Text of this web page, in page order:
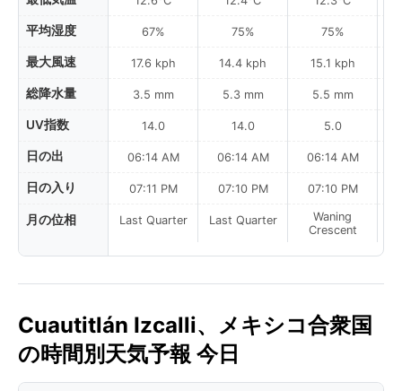
平均湿度
最大風速
総降水量
UV指数
日の出
日の入り
月の位相
67%
17.6 kph
3.5 mm
14.0
06:14 AM
07:11 PM
Last Quarter
75%
14.4 kph
5.3 mm
14.0
06:14 AM
07:10 PM
Last Quarter
75%
15.1 kph
5.5 mm
5.0
06:14 AM
07:10 PM
Waning
Crescent
Cuautitlán Izcalli、メキシコ合衆国
の時間別天気予報 今日